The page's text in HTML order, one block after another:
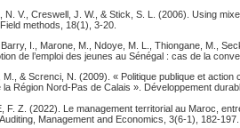
N. V., Creswell, J. W., & Stick, S. L. (2006). Using
methods, 18(1), 3-20.
Barry, I., Marone, M., Ndoye, M. L., Thiongane, M.,
de l’emploi des jeunes au Sénégal : cas de la
M., & Screnci, N. (2009). « Politique publique et
la Région Nord-Pas de Calais ». Développement
F. Z. (2022). Le management territorial au Maroc,
Management and Economics, 3(6-1), 182-197.